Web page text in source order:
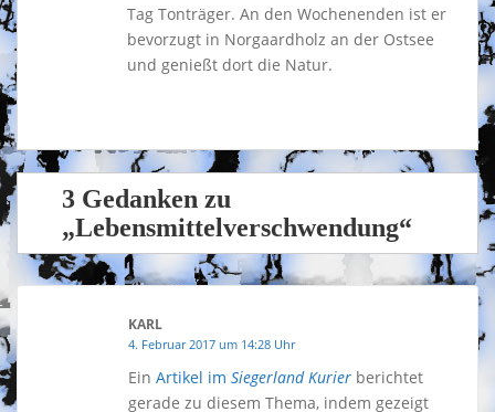
Tag Tonträger. An den Wochenenden ist er
bevorzugt in Norgaardholz an der Ostsee
und genießt dort die Natur.
3 Gedanken zu
„Lebensmittelverschwendung“
KARL
4. Februar 2017 um 14:28 Uhr
Ein Artikel im Siegerland Kurier berichtet
gerade zu diesem Thema, indem gezeigt